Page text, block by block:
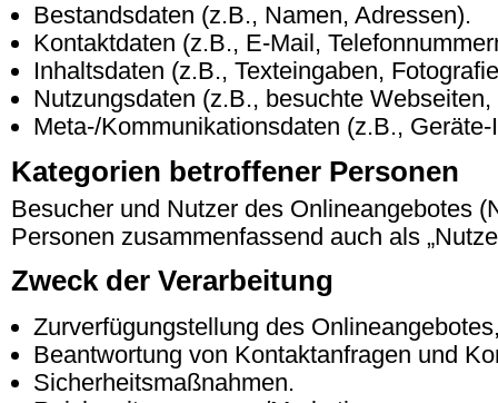
Bestandsdaten (z.B., Namen, Adressen).
Kontaktdaten (z.B., E-Mail,
Inhaltsdaten (z.B., Texteingaben,
Nutzungsdaten (z.B., besuchte
Meta-/Kommunikationsdaten (z.B.,
Kategorien betroffener Personen
Besucher und Nutzer des Onlineangebotes
Personen zusammenfassend auch als
Zweck der Verarbeitung
Zurverfügungstellung des
Beantwortung von Kontaktanfragen und
Sicherheitsmaßnahmen.